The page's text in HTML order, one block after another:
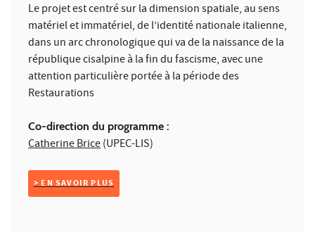
Le projet est centré sur la dimension spatiale, au sens
matériel et immatériel, de l’identité nationale italienne,
dans un arc chronologique qui va de la naissance de la
république cisalpine à la fin du fascisme, avec une
attention particulière portée à la période des
Restaurations
Co-direction du programme :
Catherine Brice(UPEC-LIS)
> EN SAVOIR PLUS